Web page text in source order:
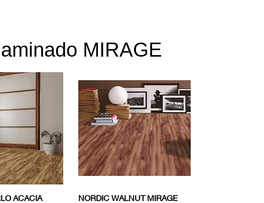
MIRAGE
rápida
ACACIA
Vista rápida
NORDIC WALNUT MIRAGE